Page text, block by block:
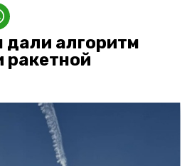
дали алгоритм
ракетной